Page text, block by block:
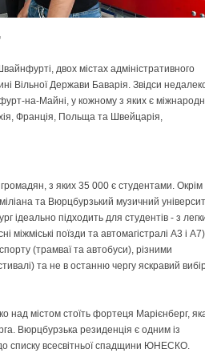
двох містах адміністративного
Вільної Держави Баварія. Звідси
на-Майні, у кожному з яких є
Франція, Польща та Швейцарія,
з яких 35 000 є студентами. Окрім
та Вюрцбурзький музичний
ідеально підходить для студентів - з
поїзди та автомагістралі A3 і
(трамваї та автобуси), різними
та не в останню чергу яскравий
над містом стоїть фортеця Марієнберг,
Вюрцбурзька резиденція є одним із
списку всесвітньої спадщини ЮНЕСКО.